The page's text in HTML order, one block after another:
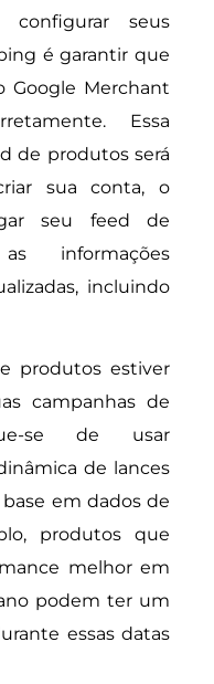
seus
é garantir que
Merchant
Essa
de produtos será
sua conta, o
seu feed de
informações
incluindo
produtos estiver
campanhas de
se de usar
de lances
em dados de
produtos que
melhor em
podem ter um
essas datas